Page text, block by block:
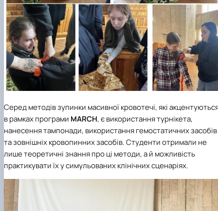
Серед методів зупинки масивної кровотечі, які
в рамках програми MARCH, є використання турнікета,
нанесення тампонади, використання гемостатичних засобів
та зовнішніх кровопинних засобів. Студенти отримали не
лише теоретичні знання про ці методи, а й можливість
практикувати їх у симульованих клінічних сценаріях.